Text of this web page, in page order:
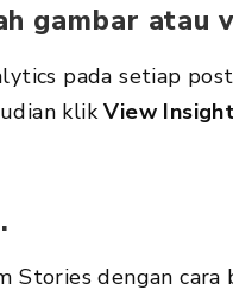
gambar atau
pada setiap
klikView
dengan cara